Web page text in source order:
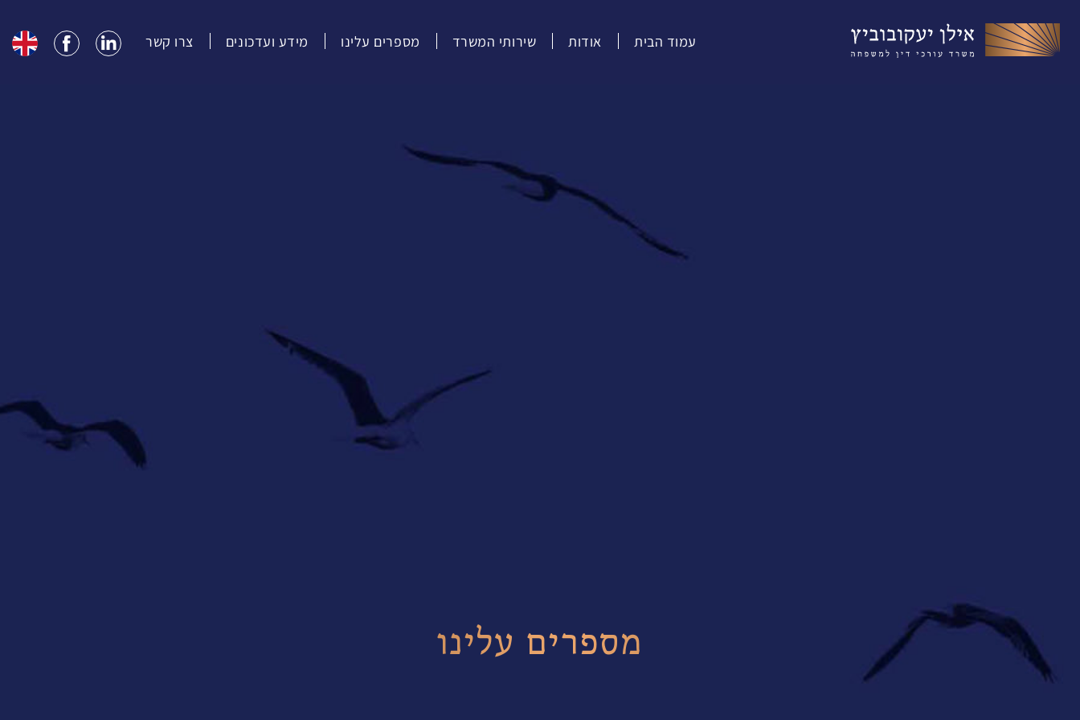
עמוד הבית אודות שירותי המשרד מספרים עלינו מידע ועדכונים צרו קשר
מספרים עלינו